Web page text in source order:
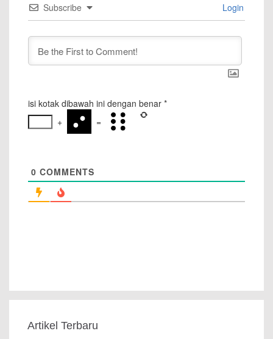
Subscribe Login
isi kotak dibawah ini dengan benar *
+
=
0 COMMENTS
Artikel Terbaru